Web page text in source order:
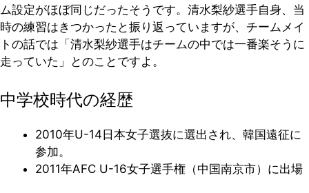
ム設定がほぼ同じだったそうです。清水梨紗選手自身、当
時の練習はきつかったと振り返っていますが、チームメイ
トの話では「清水梨紗選手はチームの中では一番楽そうに
走っていた」とのことですよ。
中学校時代の経歴
2010年U-14日本女子選抜に選出され、韓国遠征に
参加。
2011年AFC U-16女子選手権（中国南京市）に出場